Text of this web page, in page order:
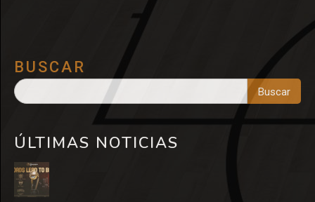
BUSCAR
Buscar
ÚLTIMAS NOTICIAS